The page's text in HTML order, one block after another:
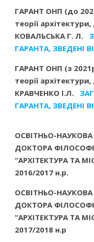
ГАРАНТ ОНП (до
теорії
КОВАЛЬСЬКА Г. Л.
ГАРАНТА, ЗВЕДЕНІ
ГАРАНТ ОНП (з
теорії
КРАВЧЕНКО І.Л.
ГАРАНТА, ЗВЕДЕНІ
ОСВІТНЬО-
ДОКТОРА
“АРХІТЕКТУРА ТА
2016/2017 н.р.
ОСВІТНЬО-
ДОКТОРА
“АРХІТЕКТУРА ТА
2017/2018 н.р